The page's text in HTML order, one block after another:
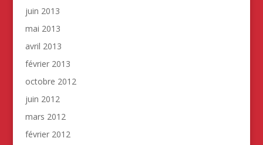
juin 2013
mai 2013
avril 2013
février 2013
octobre 2012
juin 2012
mars 2012
février 2012